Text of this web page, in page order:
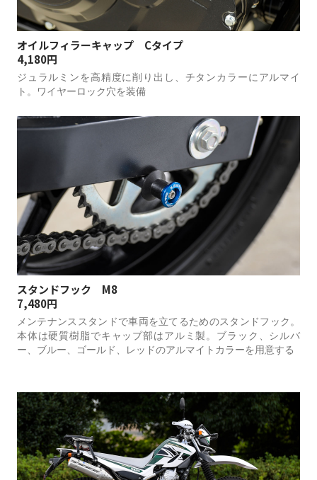
オイルフィラーキャップ Cタイプ
4,180円
ジュラルミンを高精度に削り出し、チタンカラーにアルマイ
ト。ワイヤーロック穴を装備
スタンドフック M8
7,480円
メンテナンススタンドで車両を立てるためのスタンドフック。
本体は硬質樹脂でキャップ部はアルミ製。ブラック、シルバ
ー、ブルー、ゴールド、レッドのアルマイトカラーを用意する